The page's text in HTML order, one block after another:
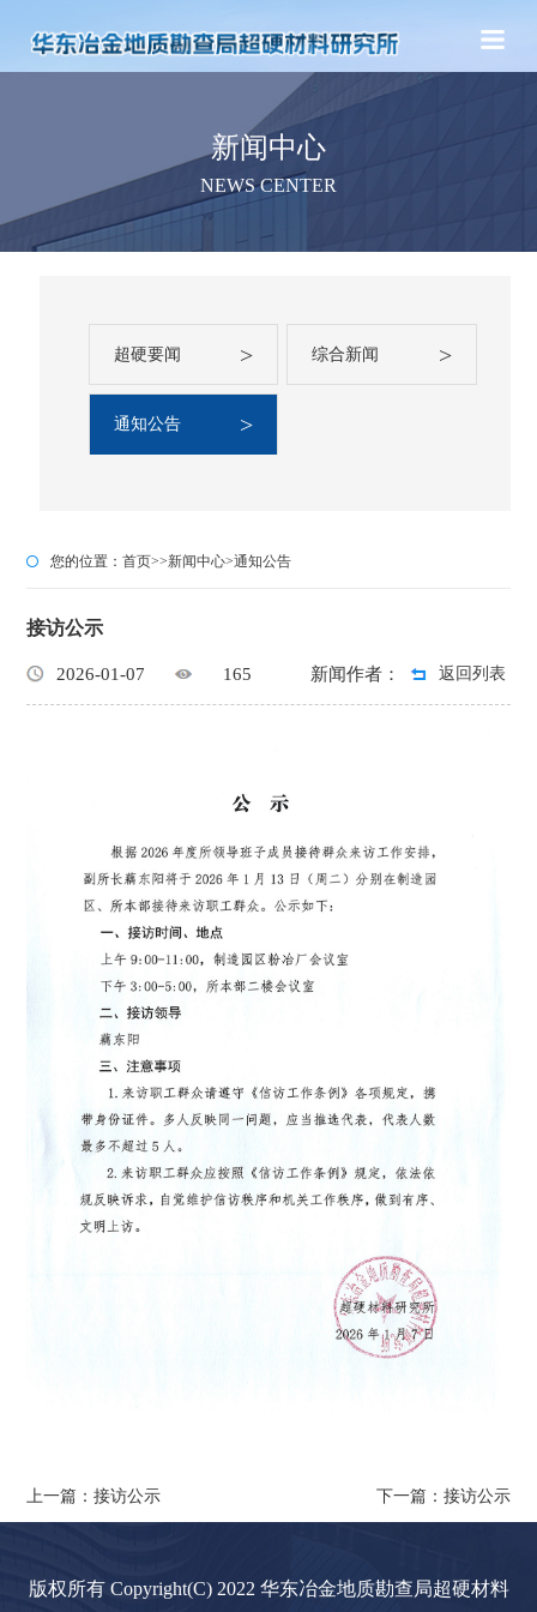
新闻中心
NEWS CENTER
超硬要闻 > 综合新闻 >
通知公告 >
您的位置：首页>>新闻中心>通知公告
接访公示
2026-01-07 165 新闻作者： 返回列表
上一篇：接访公示 下一篇：接访公示
版权所有 Copyright(C) 2022 华东冶金地质勘查局超硬材料